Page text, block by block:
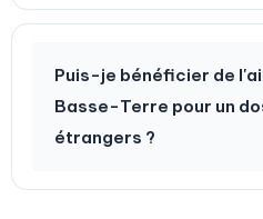
Puis-je bénéficier de
Basse-Terre pour un
étrangers ?